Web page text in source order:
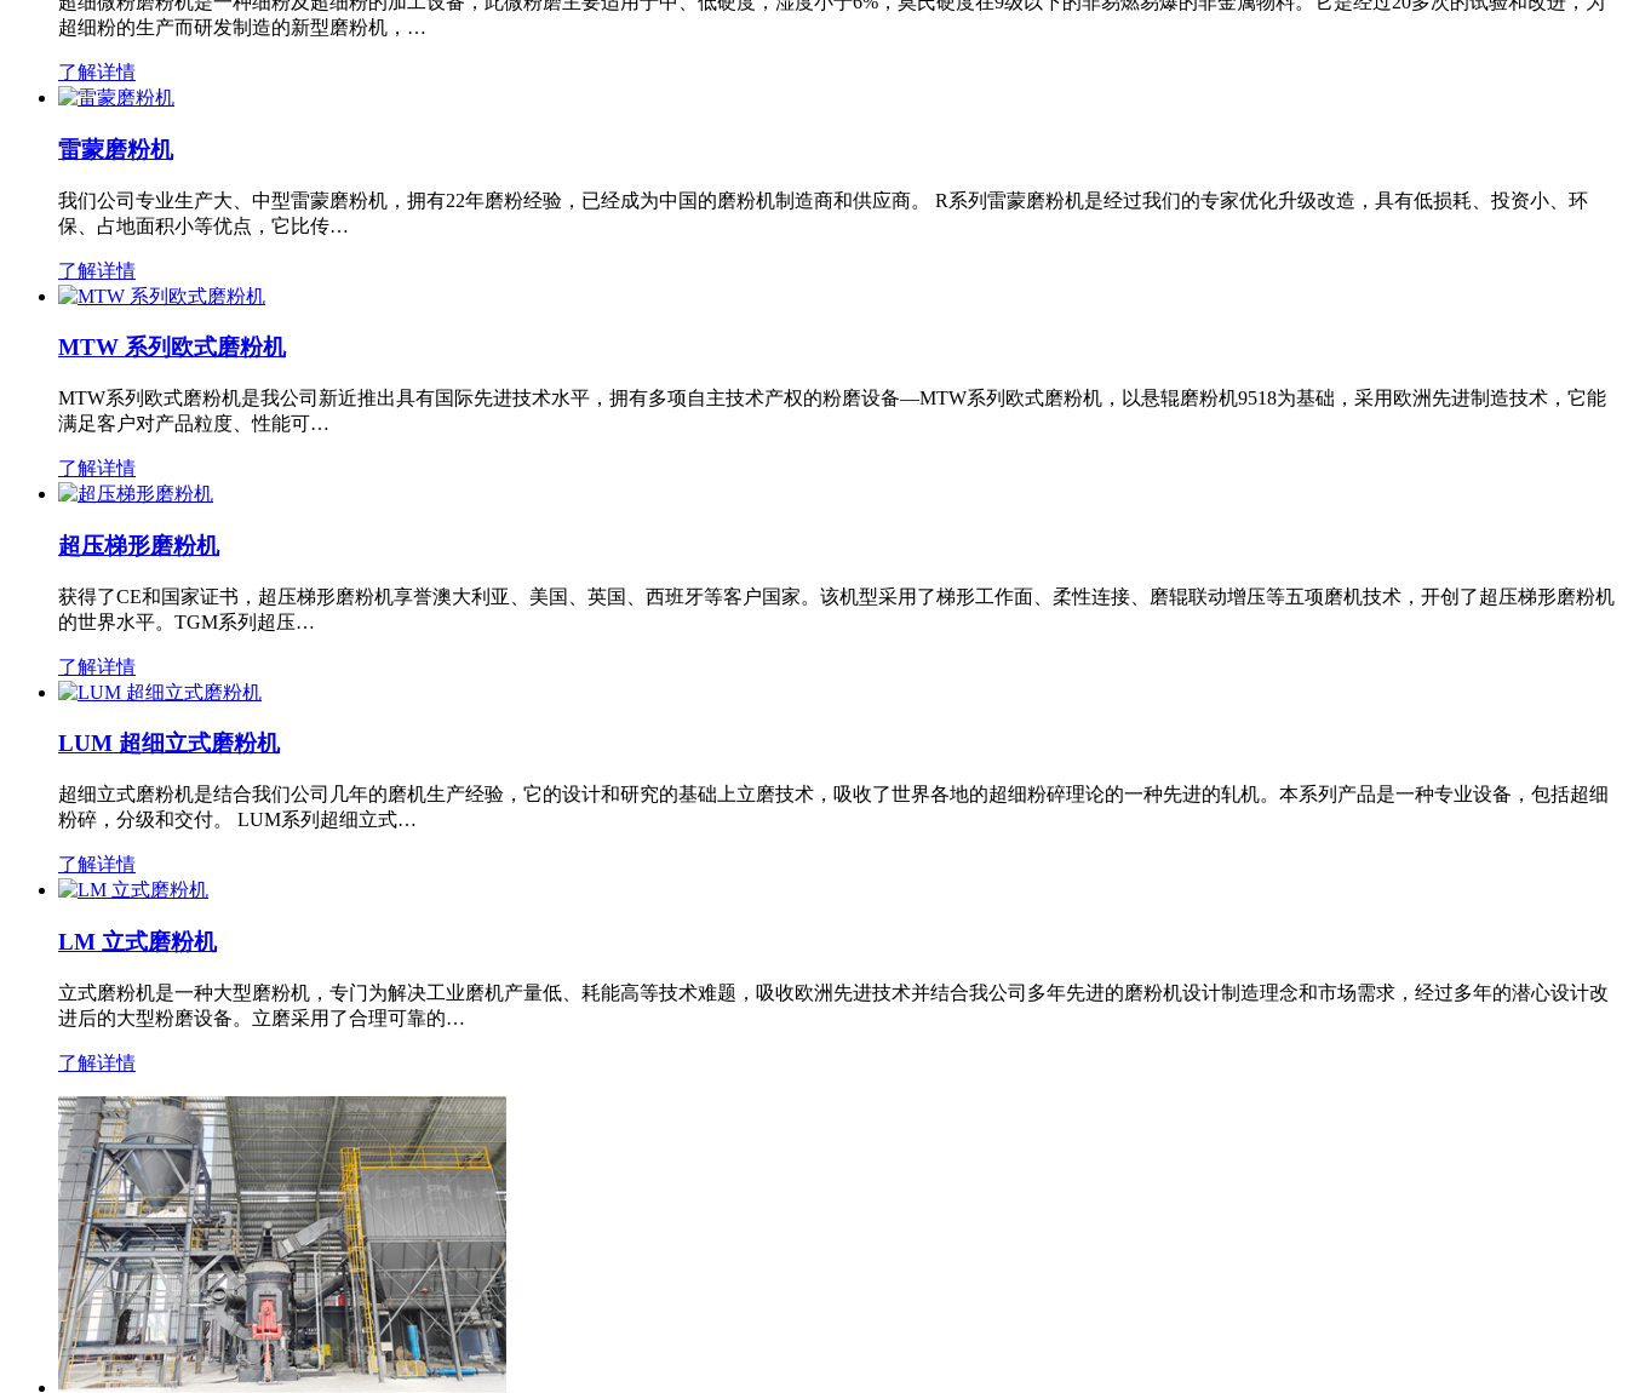
超细粉的生产而研发制造的新型磨粉机，…
了解详情
雷蒙磨粉机
我们公司专业生产大、中型雷蒙磨粉机，拥有22年磨粉经验，已经成为中国的磨粉机制造商和供应商。 R系列雷蒙磨粉机是经过我们的专家优化升级改造，具有低损耗、投资小、环
保、占地面积小等优点，它比传…
了解详情
MTW 系列欧式磨粉机
MTW系列欧式磨粉机是我公司新近推出具有国际先进技术水平，拥有多项自主技术产权的粉磨设备—MTW系列欧式磨粉机，以悬辊磨粉机9518为基础，采用欧洲先进制造技术，它能
满足客户对产品粒度、性能可…
了解详情
超压梯形磨粉机
获得了CE和国家证书，超压梯形磨粉机享誉澳大利亚、美国、英国、西班牙等客户国家。该机型采用了梯形工作面、柔性连接、磨辊联动增压等五项磨机技术，开创了超压梯形磨粉机
的世界水平。TGM系列超压…
了解详情
LUM 超细立式磨粉机
超细立式磨粉机是结合我们公司几年的磨机生产经验，它的设计和研究的基础上立磨技术，吸收了世界各地的超细粉碎理论的一种先进的轧机。本系列产品是一种专业设备，包括超细
粉碎，分级和交付。 LUM系列超细立式…
了解详情
LM 立式磨粉机
立式磨粉机是一种大型磨粉机，专门为解决工业磨机产量低、耗能高等技术难题，吸收欧洲先进技术并结合我公司多年先进的磨粉机设计制造理念和市场需求，经过多年的潜心设计改
进后的大型粉磨设备。立磨采用了合理可靠的…
了解详情